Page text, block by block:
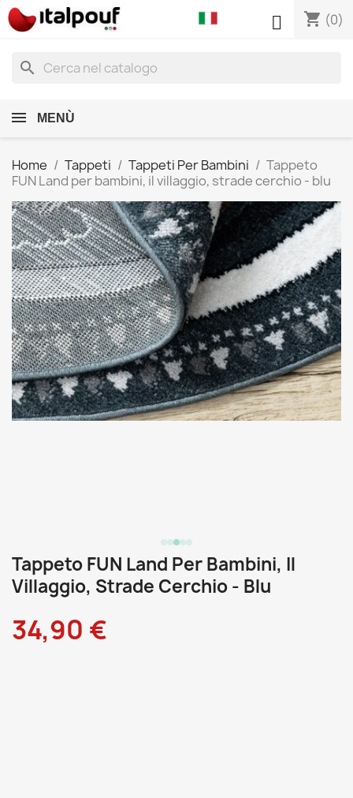
shopping_cart (0)

search
MENÙ
Home Tappeti Tappeti Per Bambini
Tappeto
FUN Land per bambini, il villaggio, strade cerchio - blu
Tappeto FUN Land Per Bambini, Il
Villaggio, Strade Cerchio - Blu
34,90 €